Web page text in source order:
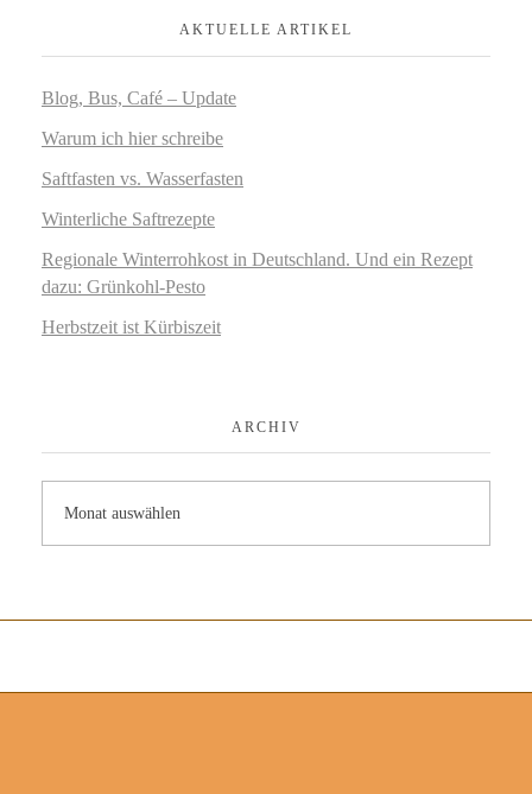
AKTUELLE ARTIKEL
Blog, Bus, Café – Update
Warum ich hier schreibe
Saftfasten vs. Wasserfasten
Winterliche Saftrezepte
Regionale Winterrohkost in Deutschland. Und ein Rezept
dazu: Grünkohl-Pesto
Herbstzeit ist Kürbiszeit
ARCHIV